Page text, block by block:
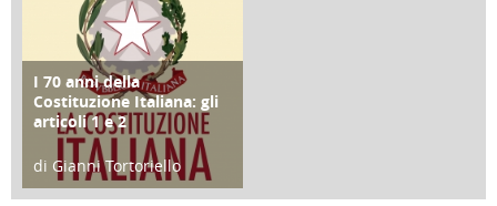
FOCUS
I 70 anni della
Costituzione Italiana: gli
articoli 1 e 2
di Gianni Tortoriello
17 Marzo 2018